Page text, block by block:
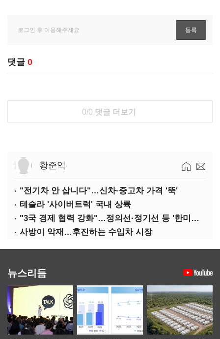
댓글 0
0/0 댓글 더보기
황준익
"전기차 안 삽니다"…신차·중고차 가격 '뚝'
테슬라 '사이버트럭' 국내 상륙
"3국 경제 협력 강화"…정의선·정기선 등 '한미일 경제대화' 참석
사방이 악재…후진하는 수입차 시장
뉴스리듬